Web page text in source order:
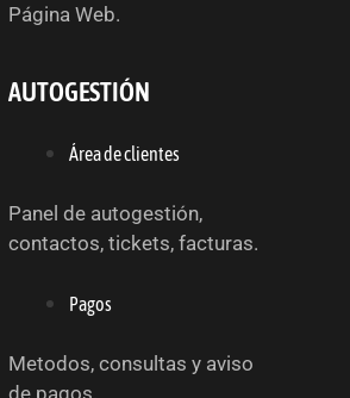
Página Web.
AUTOGESTIÓN
Área de clientes
Panel de autogestión,
contactos, tickets, facturas.
Pagos
Metodos, consultas y aviso
de pagos.